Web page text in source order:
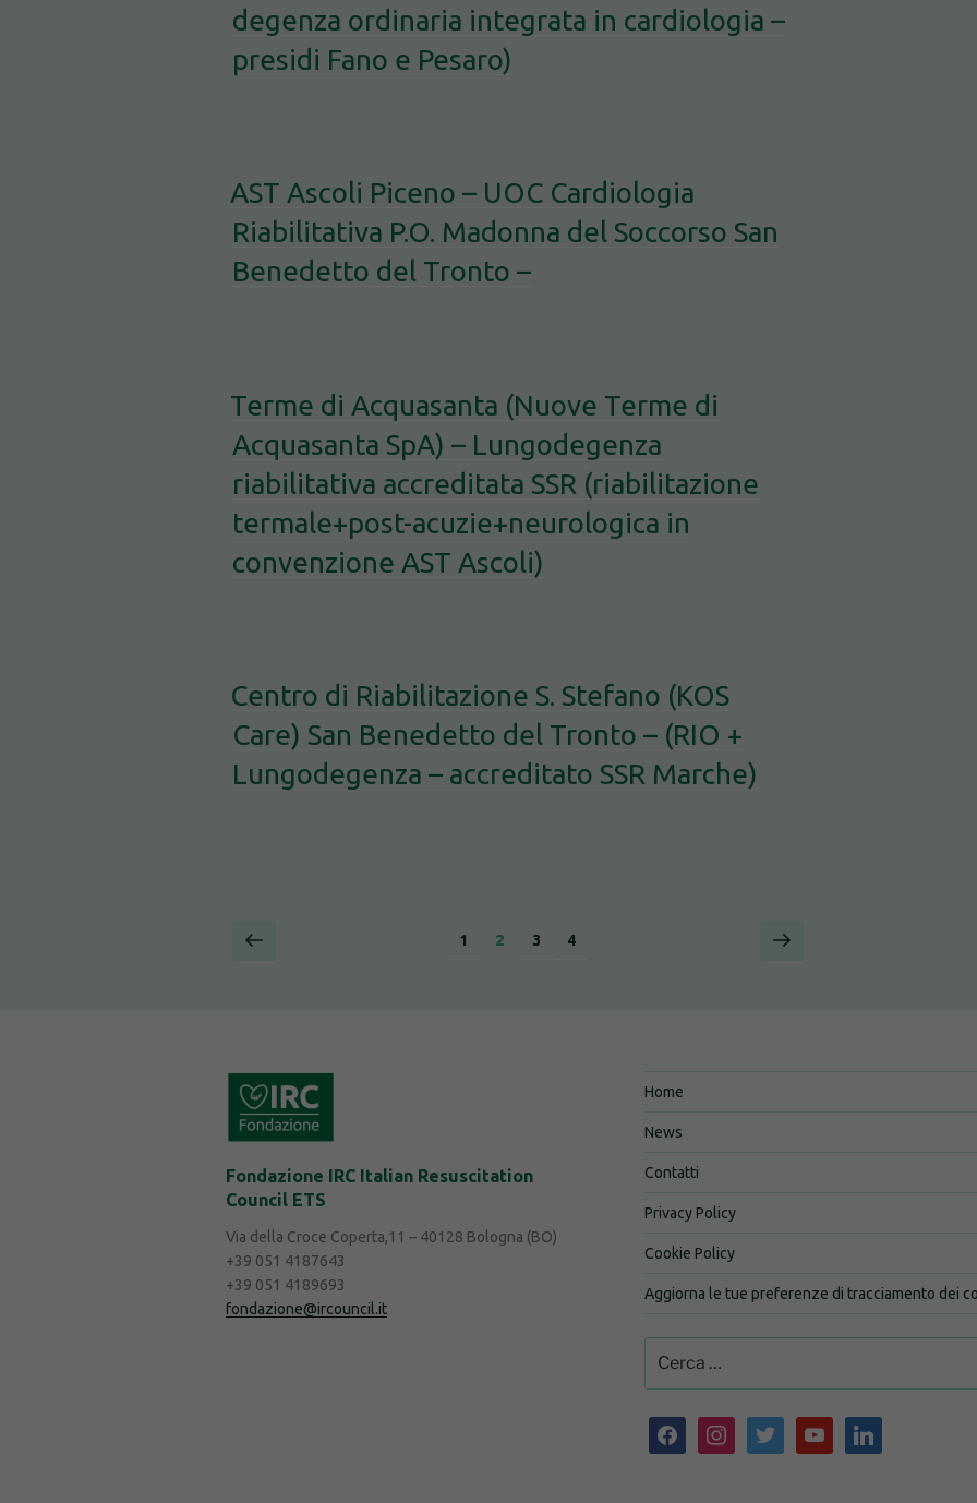
degenza ordinaria integrata in cardiologia –
presidi Fano e Pesaro)
AST Ascoli Piceno – UOC Cardiologia
Riabilitativa P.O. Madonna del Soccorso San
Benedetto del Tronto –
Terme di Acquasanta (Nuove Terme di
Acquasanta SpA) – Lungodegenza
riabilitativa accreditata SSR (riabilitazione
termale+post-acuzie+neurologica in
convenzione AST Ascoli)
Centro di Riabilitazione S. Stefano (KOS
Care) San Benedetto del Tronto – (RIO +
Lungodegenza – accreditato SSR Marche)
Paginazione
Pagina
Pagina
1 Pagina
2 Pagina
3 Pagina
4
Pagina
Fondazione IRC Italian Resuscitation
Council ETS
Via della Croce Coperta,11 – 40128 Bologna (BO)
+39 051 4187643
+39 051 4189693
fondazione@ircouncil.it
Home
News
Contatti
Privacy Policy
Cookie Policy
Aggiorna le tue preferenze di tracciamento dei
facebookinstagramtwitter youtube linkedin